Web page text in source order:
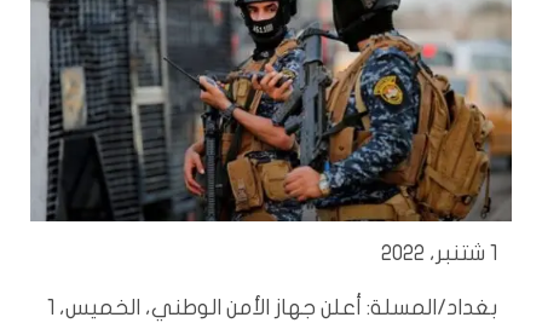
1 شتنبر، 2022
بغداد/المسلة: أعلن جهاز الأمن الوطني، الخميس، 1